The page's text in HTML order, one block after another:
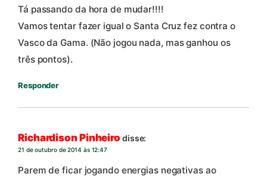
Tá passando da hora de mudar!!!!
Vamos tentar fazer igual o Santa Cruz fez contra o
Vasco da Gama. (Não jogou nada, mas ganhou os
três pontos).
Responder
Richardison Pinheiro disse:
21 de outubro de 2014 às 12:47
Parem de ficar jogando energias negativas ao